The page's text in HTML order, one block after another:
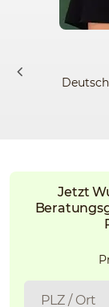
Jetzt